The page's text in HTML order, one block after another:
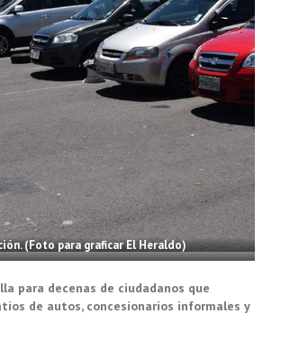
(Foto para graficar El Heraldo)
para decenas de ciudadanos que
de autos, concesionarios informales y